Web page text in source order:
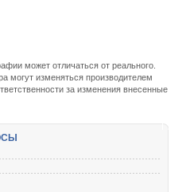
5467-
может отличаться от реального.
могут изменяться производителем
за изменения внесенные